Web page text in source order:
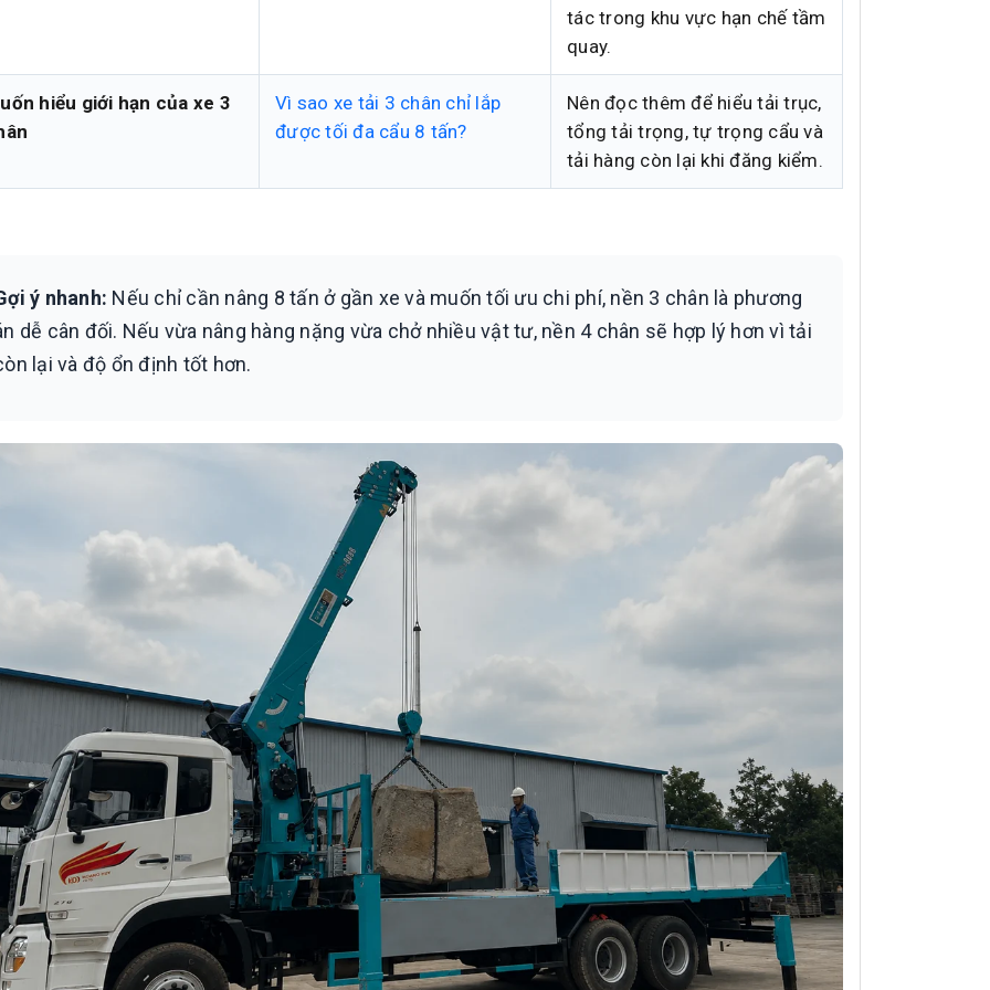
tác trong khu vực hạn chế tầm
quay.
hiểu giới hạn của xe 3
Vì sao xe tải 3 chân chỉ lắp
được tối đa cẩu 8 tấn?
Nên đọc thêm để hiểu tải trục,
tổng tải trọng, tự trọng cẩu và
tải hàng còn lại khi đăng kiểm.
ý nhanh: Nếu chỉ cần nâng 8 tấn ở gần xe và muốn tối ưu chi phí, nền 3 chân là phương
dễ cân đối. Nếu vừa nâng hàng nặng vừa chở nhiều vật tư, nền 4 chân sẽ hợp lý hơn vì tải
lại và độ ổn định tốt hơn.